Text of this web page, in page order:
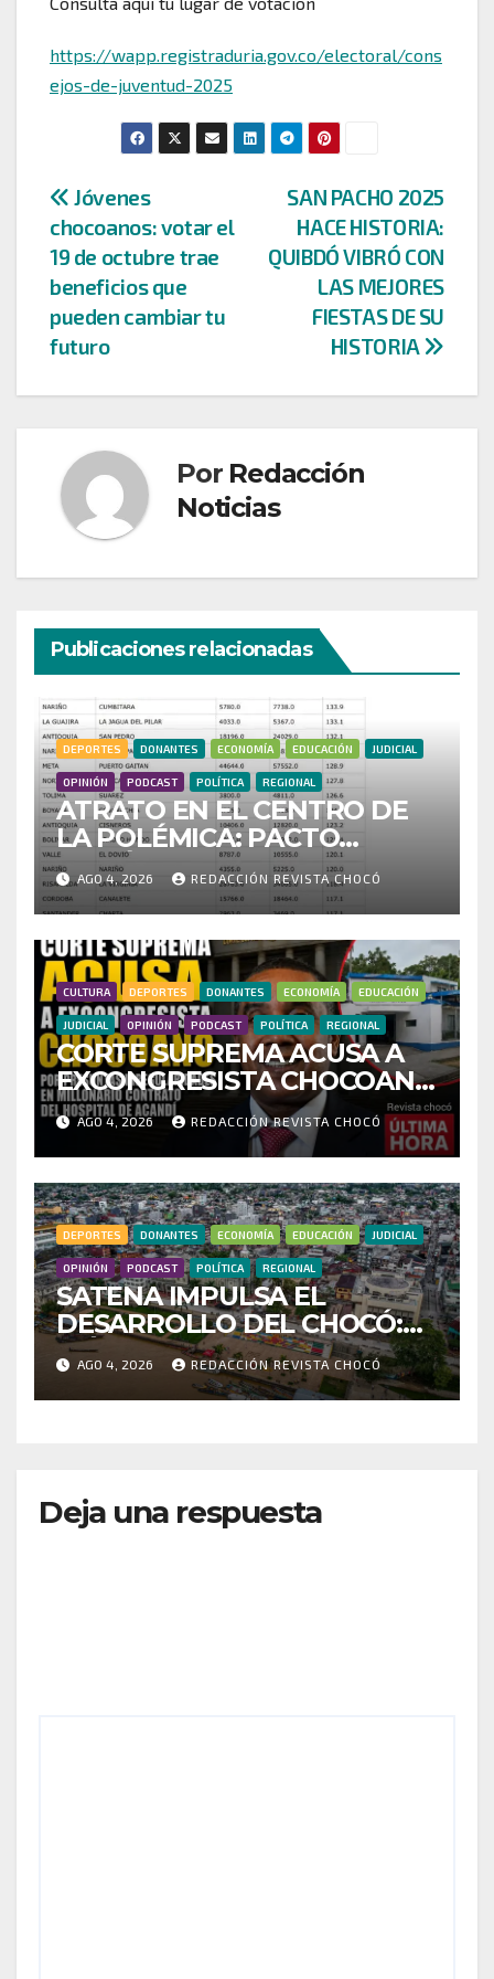
https://wapp.registraduria.gov.co/electoral/cons
ejos-de-juventud-2025
Navegación
de
entradas
SAN PACHO 2025
HACE HISTORIA:
QUIBDÓ VIBRÓ CON
LAS MEJORES
FIESTAS DE SU
HISTORIA
Jóvenes
chocoanos: votar el
19 de octubre trae
beneficios que
pueden cambiar tu
futuro
Por Redacción
Noticias
Publicaciones relacionadas
DEPORTES DONANTES ECONOMÍA EDUCACIÓN JUDICIAL
OPINIÓN PODCAST POLÍTICA REGIONAL
ATRATO EN EL CENTRO DE
LA POLÉMICA: PACTO
HISTÓRICO CUESTIONA
CENSO ELECTORAL Y PIDE
INVESTIGAR PRESUNTO
FRAUDE
AGO 4, 2026 REDACCIÓN REVISTA CHOCÓ
CULTURA DEPORTES DONANTES ECONOMÍA EDUCACIÓN
JUDICIAL OPINIÓN PODCAST POLÍTICA REGIONAL
CORTE SUPREMA ACUSA A
EXCONGRESISTA CHOCOANO
POR PRESUNTAS
IRREGULARIDADES EN
MILLONARIO CONTRATO
DEL HOSPITAL DE ACANDÍ
AGO 4, 2026 REDACCIÓN REVISTA CHOCÓ
DEPORTES DONANTES ECONOMÍA EDUCACIÓN JUDICIAL
OPINIÓN PODCAST POLÍTICA REGIONAL
SATENA IMPULSA EL
DESARROLLO DEL CHOCÓ:
MÁS DE 35 MIL PASAJEROS
MOVILIZADOS Y NUEVAS
RUTAS FORTALECEN LA
AGO 4, 2026 REDACCIÓN REVISTA CHOCÓ
Deja una respuesta